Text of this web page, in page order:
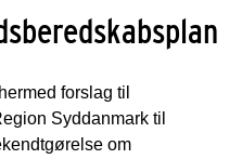
forslag til
Syddanmark til
om